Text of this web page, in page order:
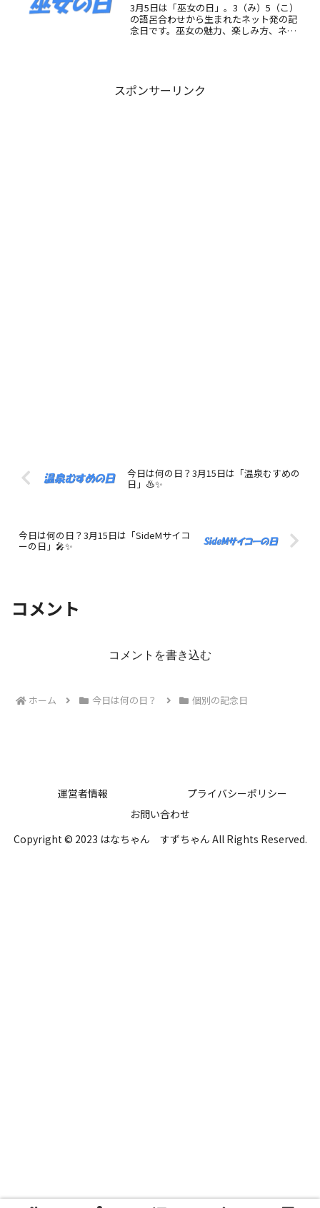
3月5日は「巫女の日」。3（み）5（こ）
の語呂合わせから生まれたネット発の記
念日です。巫女の魅力、楽しみ方、ネッ
スポンサーリンク
今日は何の日？3月15日は「温泉むすめの
日」♨️✨
今日は何の日？3月15日は「SideMサイコ
ーの日」🎤✨
コメント
コメントを書き込む
ホーム 今日は何の日？ 個別の記念日
運営者情報
プライバシーポリシー
お問い合わせ
Copyright © 2023 はなちゃん すずちゃん All Rights Reserved.